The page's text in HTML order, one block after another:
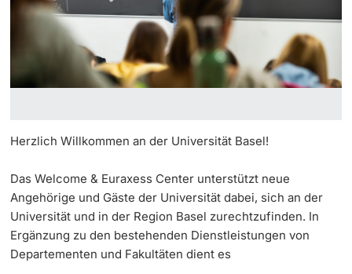
Doktorierende
weitere Informationen
Fördernde & Alumni
Weiterbildung
Universität
Informationstechnologie (IVIT)
Vizerektorat Forschung
Grants Office
sciCORE
International Office
Welcome & Euraxess Center
Interkulturelles
Vizerektorat Lehre
Direktion Finanzen
Innovation
Fakultäten & Departemente
Universität & Gesellschaft
Jobs & Karriere
Immobilien & Bauprojekte
Herzlich Willkommen an der Universität Basel!
Das Welcome & Euraxess Center unterstützt neue
Angehörige und Gäste der Universität dabei, sich an der
Universität und in der Region Basel zurechtzufinden. In
Ergänzung zu den bestehenden Dienstleistungen von
Departementen und Fakultäten dient es